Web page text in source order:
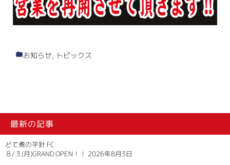
カ
お知らせ, トピックス
最新の記事
どて煮の平針 FC
８/３(月)GRAND OPEN！！ 2026年8月3日